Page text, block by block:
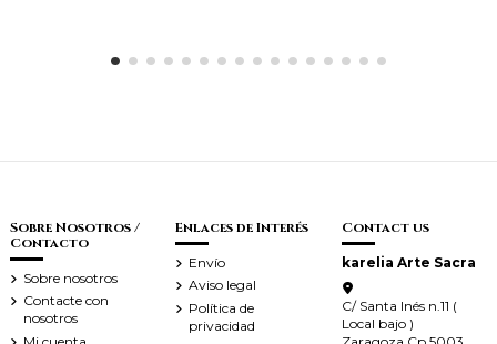
Sobre Nosotros /
Contacto
Sobre nosotros
Contacte con
nosotros
Enlaces de Interés
Envío
Aviso legal
Política de
privacidad
Contact us
karelia Arte Sacra
C/ Santa Inés n.11 (
Local bajo )